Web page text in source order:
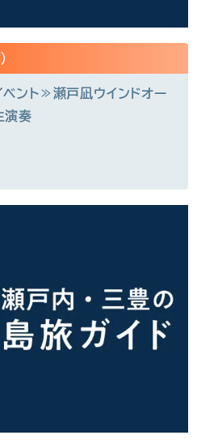
ント≫瀬戸凪ウインドオー
演奏